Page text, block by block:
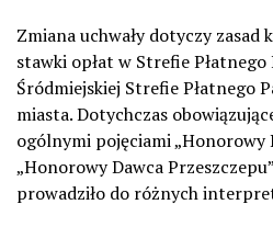
Zmiana uchwały dotyczy zasad
stawki opłat w Strefie
Śródmiejskiej Strefie Płatnego
miasta. Dotychczas
ogólnymi pojęciami „Honorowy
„Honorowy Dawca
prowadziło do różnych